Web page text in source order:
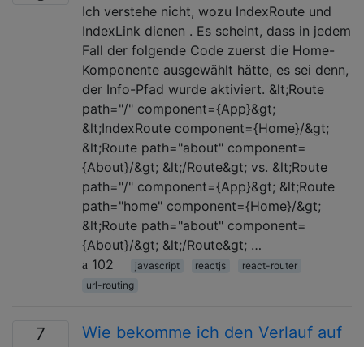
Ich verstehe nicht, wozu IndexRoute und
IndexLink dienen . Es scheint, dass in jedem
Fall der folgende Code zuerst die Home-
Komponente ausgewählt hätte, es sei denn,
der Info-Pfad wurde aktiviert. &lt;Route
path="/" component={App}&gt;
&lt;IndexRoute component={Home}/&gt;
&lt;Route path="about" component=
{About}/&gt; &lt;/Route&gt; vs. &lt;Route
path="/" component={App}&gt; &lt;Route
path="home" component={Home}/&gt;
&lt;Route path="about" component=
{About}/&gt; &lt;/Route&gt; …
102
javascript reactjs
react-router
url-routing
7
Wie bekomme ich den Verlauf auf